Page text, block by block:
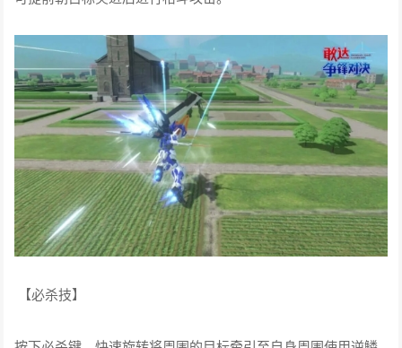
【利刃龙骑兵(左/右)】
同时按下方向键后键和技能2键。向左/右快速位移后朝目标突
进进行格斗攻击，向左/右位移和突进期间防御正面远程伤害，
技能期间按下方向键后键和技能2键可向后撤位移，同时释放利
刃龙骑兵对目标进行攻击，再次按下技能2键可快速朝目标突进
后进行格斗攻击。
【利刃龙骑兵(后)】
同时按下方向键后键和技能2键。向后撤位移，同时释放利刃龙